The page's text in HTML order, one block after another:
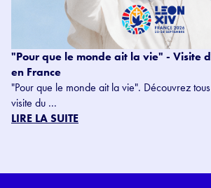
"Pour que le monde ait la vie" - Visite
en France
"Pour que le monde ait la vie". Découvrez
visite du ...
LIRE LA SUITE